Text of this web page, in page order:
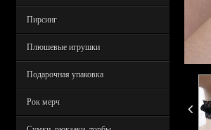
Пирсинг
Плюшевые игрушки
Подарочная упаковка
Рок мерч